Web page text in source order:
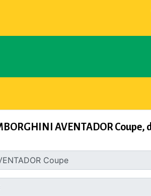
AVENTADOR Coupe,